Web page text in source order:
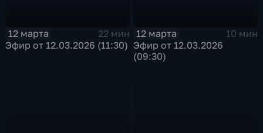
12 марта
22 мин
Эфир от 12.03.2026 (11:30)
12 марта
10 мин
Эфир от 12.03.2026
(09:30)